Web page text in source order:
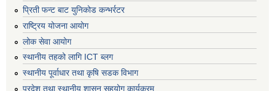
प्रिती फन्ट बाट युनिकोड कन्भर्रटर
राष्ट्रिय योजना आयोग
लोक सेवा आयोग
स्थानीय तहको लागि ICT ब्लग
स्थानीय पूर्वाधार तथा कृषि सडक विभाग
प्रदेश तथा स्थानीय शासन सहयोग कार्यक्रम